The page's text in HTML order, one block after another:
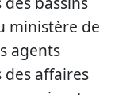
ministère de
agents
des affaires